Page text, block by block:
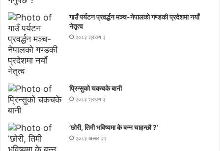
गाउँ पर्यटन प्रवर्द्धन मञ्च-नेपालकाे गण्डकी प्रदेशमा नयाँ
नेतृत्व
२०८३ श्रावण ३
प्रिन्सुको चकचके बानी
२०८३ श्रावण ३
‘छोरी, तिमी भविष्यमा के बन्न चाहन्छौ ?’
२०८३ असार २२